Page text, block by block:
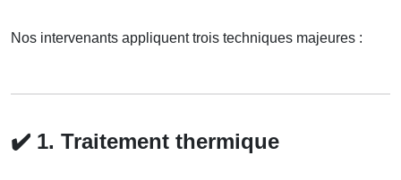
Nos intervenants appliquent trois techniques majeures :
✔️ 1. Traitement thermique